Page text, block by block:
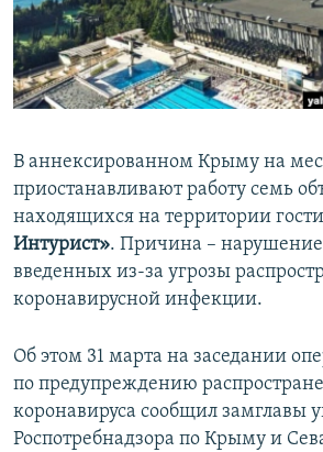
ПОБЕДИТЕЛЕЙ НЕ СУДЯТ?
КРЫМ.НЕПОКОРЕННЫЙ
ELIFBE
ПРИСОЕДИНЯЙТЕСЬ!
Все сайты RFE/RL
В аннексированном Крыму на
приостанавливают работу семь
находящихся на территории
Интурист». Причина –
введенных из-за угрозы
коронавирусной инфекции.
Об этом 31 марта на заседании
по предупреждению
коронавируса сообщил замглавы
Роспотребнадзора по Крыму и